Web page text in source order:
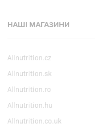
НАШІ МАГАЗИНИ
Allnutrition.cz
Allnutrition.sk
Allnutrition.ro
Allnutrition.hu
Allnutrition.co.uk